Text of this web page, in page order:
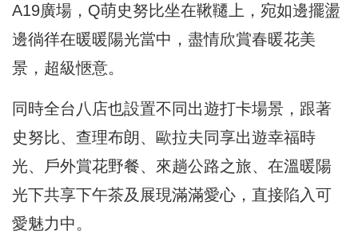
A19廣場，Q萌史努比坐在鞦韆上，宛如邊擺盪
邊徜徉在暖暖陽光當中，盡情欣賞春暖花美
景，超級愜意。
同時全台八店也設置不同出遊打卡場景，跟著
史努比、查理布朗、歐拉夫同享出遊幸福時
光、戶外賞花野餐、來趟公路之旅、在溫暖陽
光下共享下午茶及展現滿滿愛心，直接陷入可
愛魅力中。